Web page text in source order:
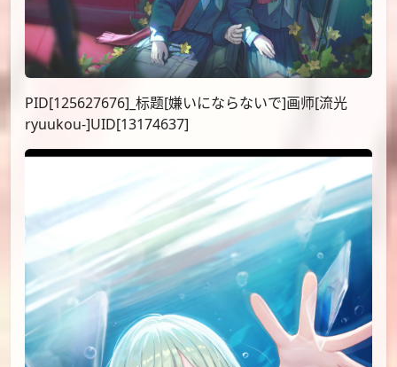
PID[125627676]_标题[嫌いにならないで]画师[流光
ryuukou-]UID[13174637]